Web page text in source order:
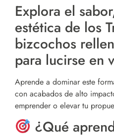
Explora el
estética de los
bizcochos
para lucirse en
Aprende a dominar este
con acabados de alto
emprender o elevar tu
¿Qué